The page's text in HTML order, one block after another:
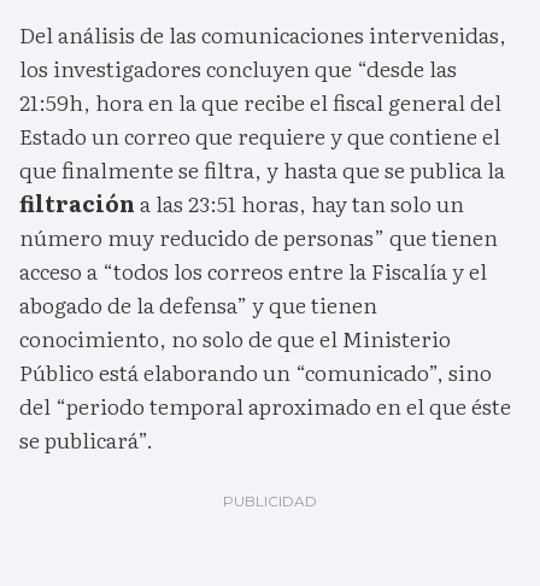
Del análisis de las comunicaciones intervenidas,
los investigadores concluyen que “desde las
21:59h, hora en la que recibe el fiscal general del
Estado un correo que requiere y que contiene el
que finalmente se filtra, y hasta que se publica la
filtracióna las 23:51 horas, hay tan solo un
número muy reducido de personas” que tienen
acceso a “todos los correos entre la Fiscalía y el
abogado de la defensa” y que tienen
conocimiento, no solo de que el Ministerio
Público está elaborando un “comunicado”, sino
del “periodo temporal aproximado en el que éste
se publicará”.